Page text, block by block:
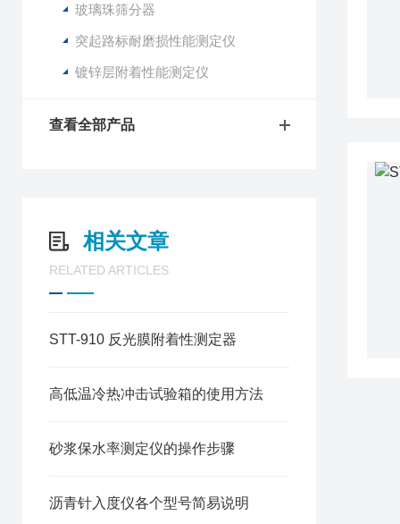
玻璃珠筛分器
突起路标耐磨损性能测定仪
镀锌层附着性能测定仪
查看全部产品
相关文章
RELATED ARTICLES
STT-910 反光膜附着性测定器
高低温冷热冲击试验箱的使用方法
砂浆保水率测定仪的操作步骤
沥青针入度仪各个型号简易说明